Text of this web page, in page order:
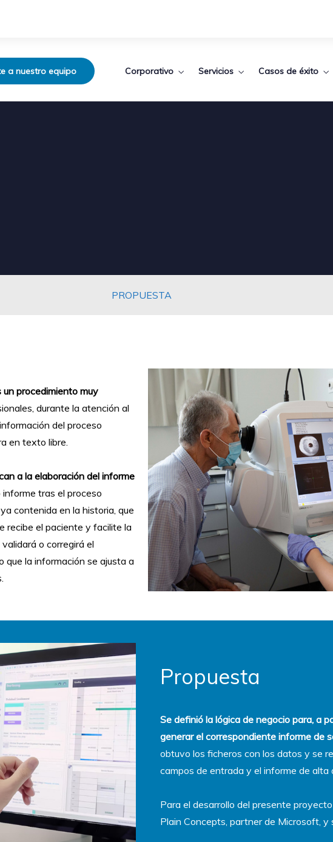
a nuestro equipo Corporativo Servicios Casos de éxito
PROPUESTA
un procedimiento muy
durante la atención al
del proceso
en texto libre.
a la elaboración del informe
tras el proceso
contenida en la historia, que
recibe el paciente y facilite la
o corregirá el
que la información se ajusta a
Propuesta
Se definió la lógica de negocio para, a
generar el correspondiente informe de
obtuvo los ficheros con los datos y se
campos de entrada y el informe de alta
Para el desarrollo del presente
Plain Concepts, partner de Microsoft, y